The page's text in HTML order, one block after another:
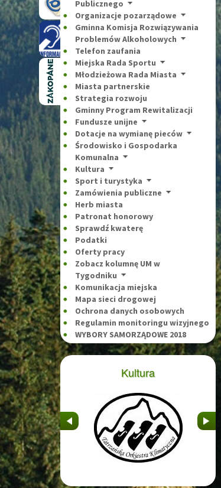
Publicznego
Organizacje pozarządowe
Gminna Komisja Rozwiązywania
Problemów Alkoholowych
Telefon zaufania
Miejska Rada Sportu
Młodzieżowa Rada Miasta
Miasta partnerskie
Strategia rozwoju
Gminny Program Rewitalizacji
Fundusze unijne
Dotacje na wymianę pieców
Środowisko i Gospodarka
Komunalna
Kultura
Sport i turystyka
Zamówienia publiczne
Herb miasta
Patronat honorowy
Sprawdź kwaterę
Podatki
Oferty pracy
Zobacz kolumnę UM w
Tygodniku
Komunikacja miejska
Mapa sieci drogowej
Ochrona danych osobowych
Regulamin monitoringu wizyjnego
WYBORY SAMORZĄDOWE 2018
Kultura
&nbsp &nbsp